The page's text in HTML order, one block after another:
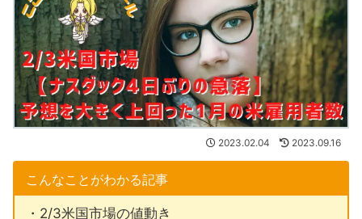
2023.02.04 2023.09.16
こんなことがわかる記事
・2/3米国市場の値動き